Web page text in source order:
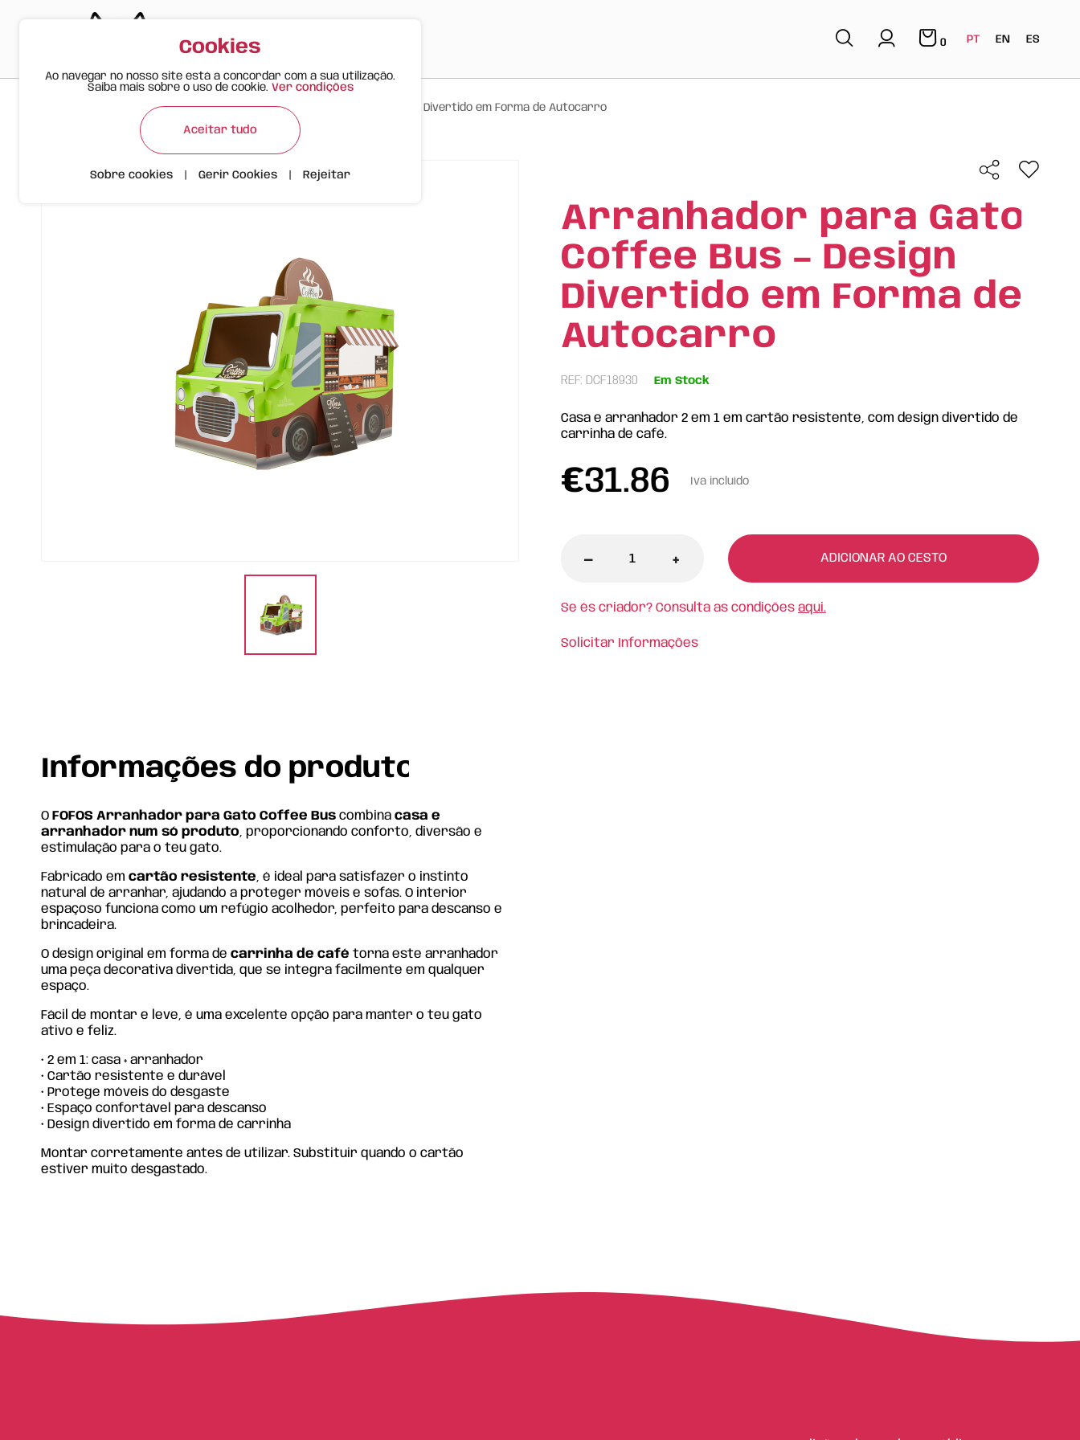
0 PT EN ES
Produtos > > Arranhador para Gato Coffee Bus – Design Divertido em Forma de Autocarro
Arranhador para Gato
Coffee Bus – Design
Divertido em Forma de
Autocarro
REF: DCF18930 Em Stock
Casa e arranhador 2 em 1 em cartão resistente, com design divertido de
carrinha de café.
€31.86 Iva incluído
- + ADICIONAR AO CESTO
Se és criador? Consulta as condições aqui.
Solicitar Informações
Informações do produto
O FOFOS Arranhador para Gato Coffee Bus combinacasa e
arranhador num só produto, proporcionando conforto, diversão e
estimulação para o teu gato.
Fabricado emcartão resistente, é ideal para satisfazer o instinto
natural de arranhar, ajudando a proteger móveis e sofás. O interior
espaçoso funciona como um refúgio acolhedor, perfeito para descanso e
brincadeira.
O design original em forma decarrinha de café torna este arranhador
uma peça decorativa divertida, que se integra facilmente em qualquer
espaço.
Fácil de montar e leve, é uma excelente opção para manter o teu gato
ativo e feliz.
• 2 em 1: casa + arranhador
• Cartão resistente e durável
• Protege móveis do desgaste
• Espaço confortável para descanso
• Design divertido em forma de carrinha
Montar corretamente antes de utilizar. Substituir quando o cartão
estiver muito desgastado.
Cookies
Ao navegar no nosso site está a concordar com a sua utilização.
Saiba mais sobre o uso de cookie. Ver condições
Aceitar tudo
Sobre cookies Gerir Cookies Rejeitar